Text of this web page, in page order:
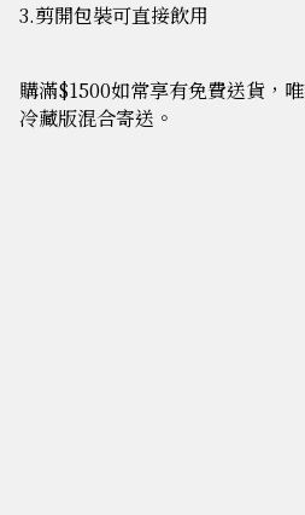
3.剪開包裝可直接飲用
購滿$1500如常享有免費送貨，
冷藏版混合寄送。